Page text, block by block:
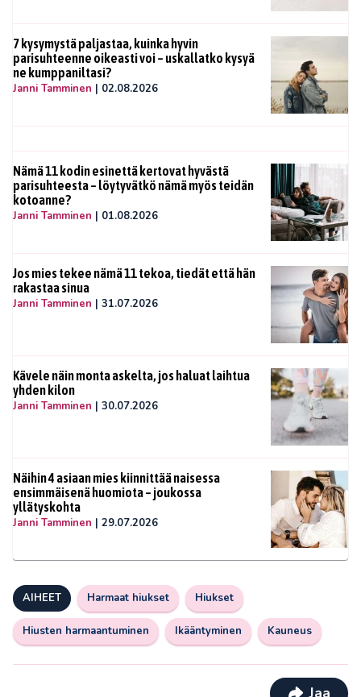
7 kysymystä paljastaa, kuinka hyvin
parisuhteenne oikeasti voi – uskallatko kysyä
ne kumppaniltasi?
Janni Tamminen | 02.08.2026
Nämä 11 kodin esinettä kertovat hyvästä
parisuhteesta – löytyvätkö nämä myös teidän
kotoanne?
Janni Tamminen | 01.08.2026
Jos mies tekee nämä 11 tekoa, tiedät että hän
rakastaa sinua
Janni Tamminen | 31.07.2026
Kävele näin monta askelta, jos haluat laihtua
yhden kilon
Janni Tamminen | 30.07.2026
Näihin 4 asiaan mies kiinnittää naisessa
ensimmäisenä huomiota – joukossa
yllätyskohta
Janni Tamminen | 29.07.2026
AIHEET Harmaat hiukset Hiukset
Hiusten harmaantuminen Ikääntyminen Kauneus
Jaa